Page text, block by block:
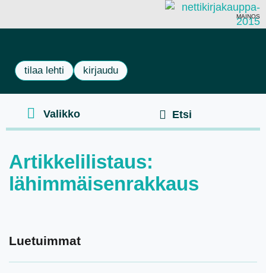
MAINOS
tilaa lehti kirjaudu
Artikkelilistaus:
lähimmäisenrakkaus
Luetuimmat